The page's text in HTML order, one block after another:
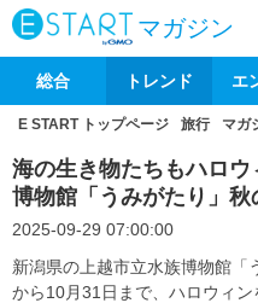
マガジン
総合 トレンド エ
E START トップページ 旅行 マガ
海の生き物たちもハロ
博物館「うみがたり」秋
2025-09-29 07:00:00
新潟県の上越市立水族博物館「
から10月31日まで、ハロウィ